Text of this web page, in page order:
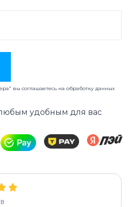
вы соглашаетесь на обработку данных
удобным для вас